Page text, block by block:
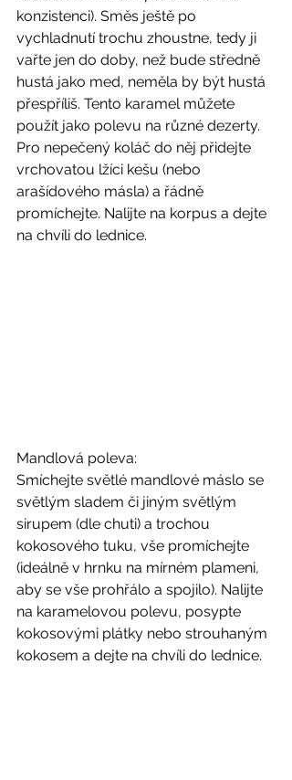
konzistenci). Směs ještě po
vychladnutí trochu zhoustne, tedy ji
vařte jen do doby, než bude středně
hustá jako med, neměla by být hustá
přespříliš. Tento karamel můžete
použít jako polevu na různé dezerty.
Pro nepečený koláč do něj přidejte
vrchovatou lžíci kešu (nebo
arašídového másla) a řádně
promíchejte. Nalijte na korpus a dejte
na chvíli do lednice.
Mandlová poleva:
Smíchejte světlé mandlové máslo se
světlým sladem či jiným světlým
sirupem (dle chuti) a trochou
kokosového tuku, vše promíchejte
(ideálně v hrnku na mírném plameni,
aby se vše prohřálo a spojilo). Nalijte
na karamelovou polevu, posypte
kokosovými plátky nebo strouhaným
kokosem a dejte na chvíli do lednice.